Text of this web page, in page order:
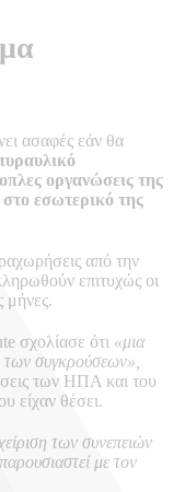
ασαφές εάν θα
οργανώσεις της
στο εσωτερικό της
από την
επιτυχώς οι
μήνες.
σχολίασε ότι «μια
των συγκρούσεων»,
των ΗΠΑ και του
είχαν θέσει.
των συνεπειών
με τον